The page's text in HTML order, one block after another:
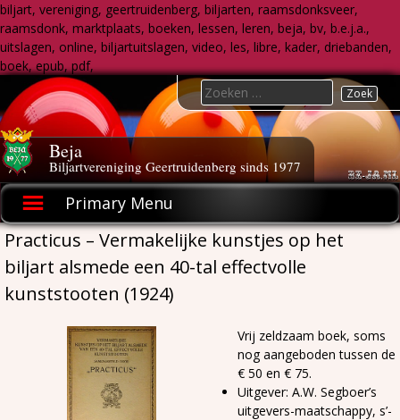
biljart, vereniging, geertruidenberg, biljarten, raamsdonksveer,
raamsdonk, marktplaats, boeken, lessen, leren, beja, bv, b.e.j.a.,
uitslagen, online, biljartuitslagen, video, les, libre, kader, driebanden,
boek, epub, pdf,
to
content
Beja
Biljartvereniging Geertruidenberg sinds 1977
Primary Menu
Search
for:
Practicus – Vermakelijke kunstjes op het
biljart alsmede een 40-tal effectvolle
kunststooten (1924)
Vrij zeldzaam boek, soms
nog aangeboden tussen de
€ 50 en € 75.
Uitgever: A.W. Segboer’s
uitgevers-maatschappy, s’-